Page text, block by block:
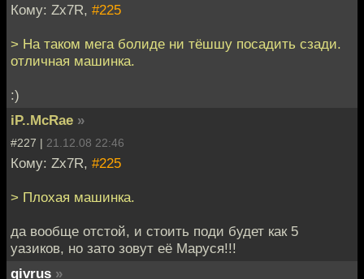
Кому: Zx7R, #225
> На таком мега болиде ни тёшшу посадить сзади.
отличная машинка.
:)
iP..McRae »
#227 | 21.12.08 22:46
Кому: Zx7R, #225
> Плохая машинка.
да вообще отстой, и стоить поди будет как 5
уазиков, но зато зовут её Маруся!!!
givrus »